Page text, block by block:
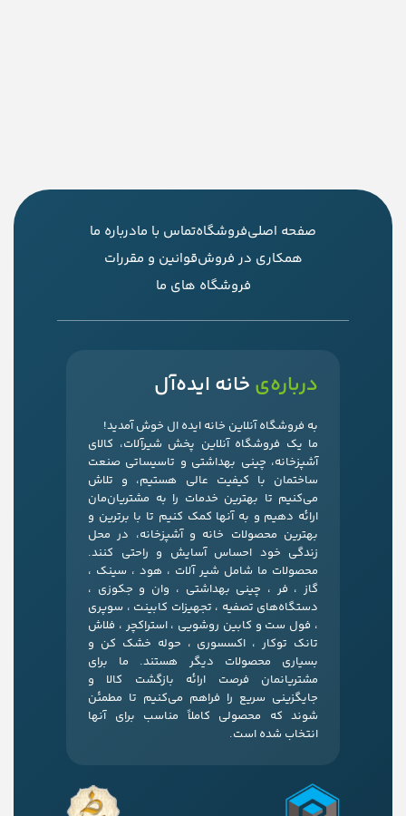
صفحه اصلیفروشگاهتماس با مادرباره ما
همکاری در فروشقوانین و مقررات
فروشگاه های ما
درباره‌ی خانه ایده‌آل
به فروشگاه آنلاین خانه ایده ال خوش آمدید!
ما یک فروشگاه آنلاین پخش شیرآلات، کالای
آشپزخانه، چینی بهداشتی و تاسیساتی صنعت
ساختمان با کیفیت عالی هستیم، و تلاش
می‌کنیم تا بهترین خدمات را به مشتریان‌مان
ارائه دهیم و به آنها کمک کنیم تا با برترین و
بهترین محصولات خانه و آشپزخانه، در محل
زندگی خود احساس آسایش و راحتی کنند.
محصولات ما شامل شیر آلات ، هود ، سینک ،
گاز ، فر ، چینی بهداشتی ، وان و جکوزی ،
دستگاه‌های تصفیه ، تجهیزات کابینت ، سوپری
، فول ست و کابین روشویی ، استراکچر ، فلاش
تانک توکار ، اکسسوری ، حوله خشک کن و
بسیاری محصولات دیگر هستند. ما برای
مشتریانمان فرصت ارائه بازگشت کالا و
جایگزینی سریع را فراهم می‌کنیم تا مطمئن
شوند که محصولی کاملاً مناسب برای آنها
انتخاب شده است.